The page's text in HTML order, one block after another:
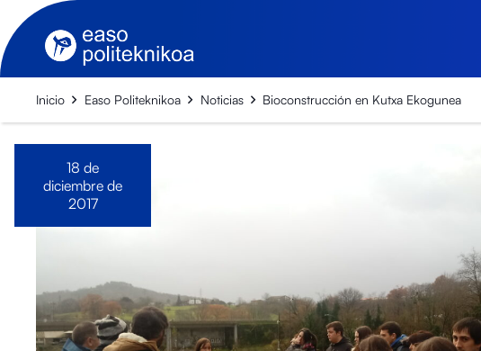
Inicio Easo Politeknikoa Noticias Bioconstrucción en Kutxa Ekogunea
18 de
diciembre de
2017